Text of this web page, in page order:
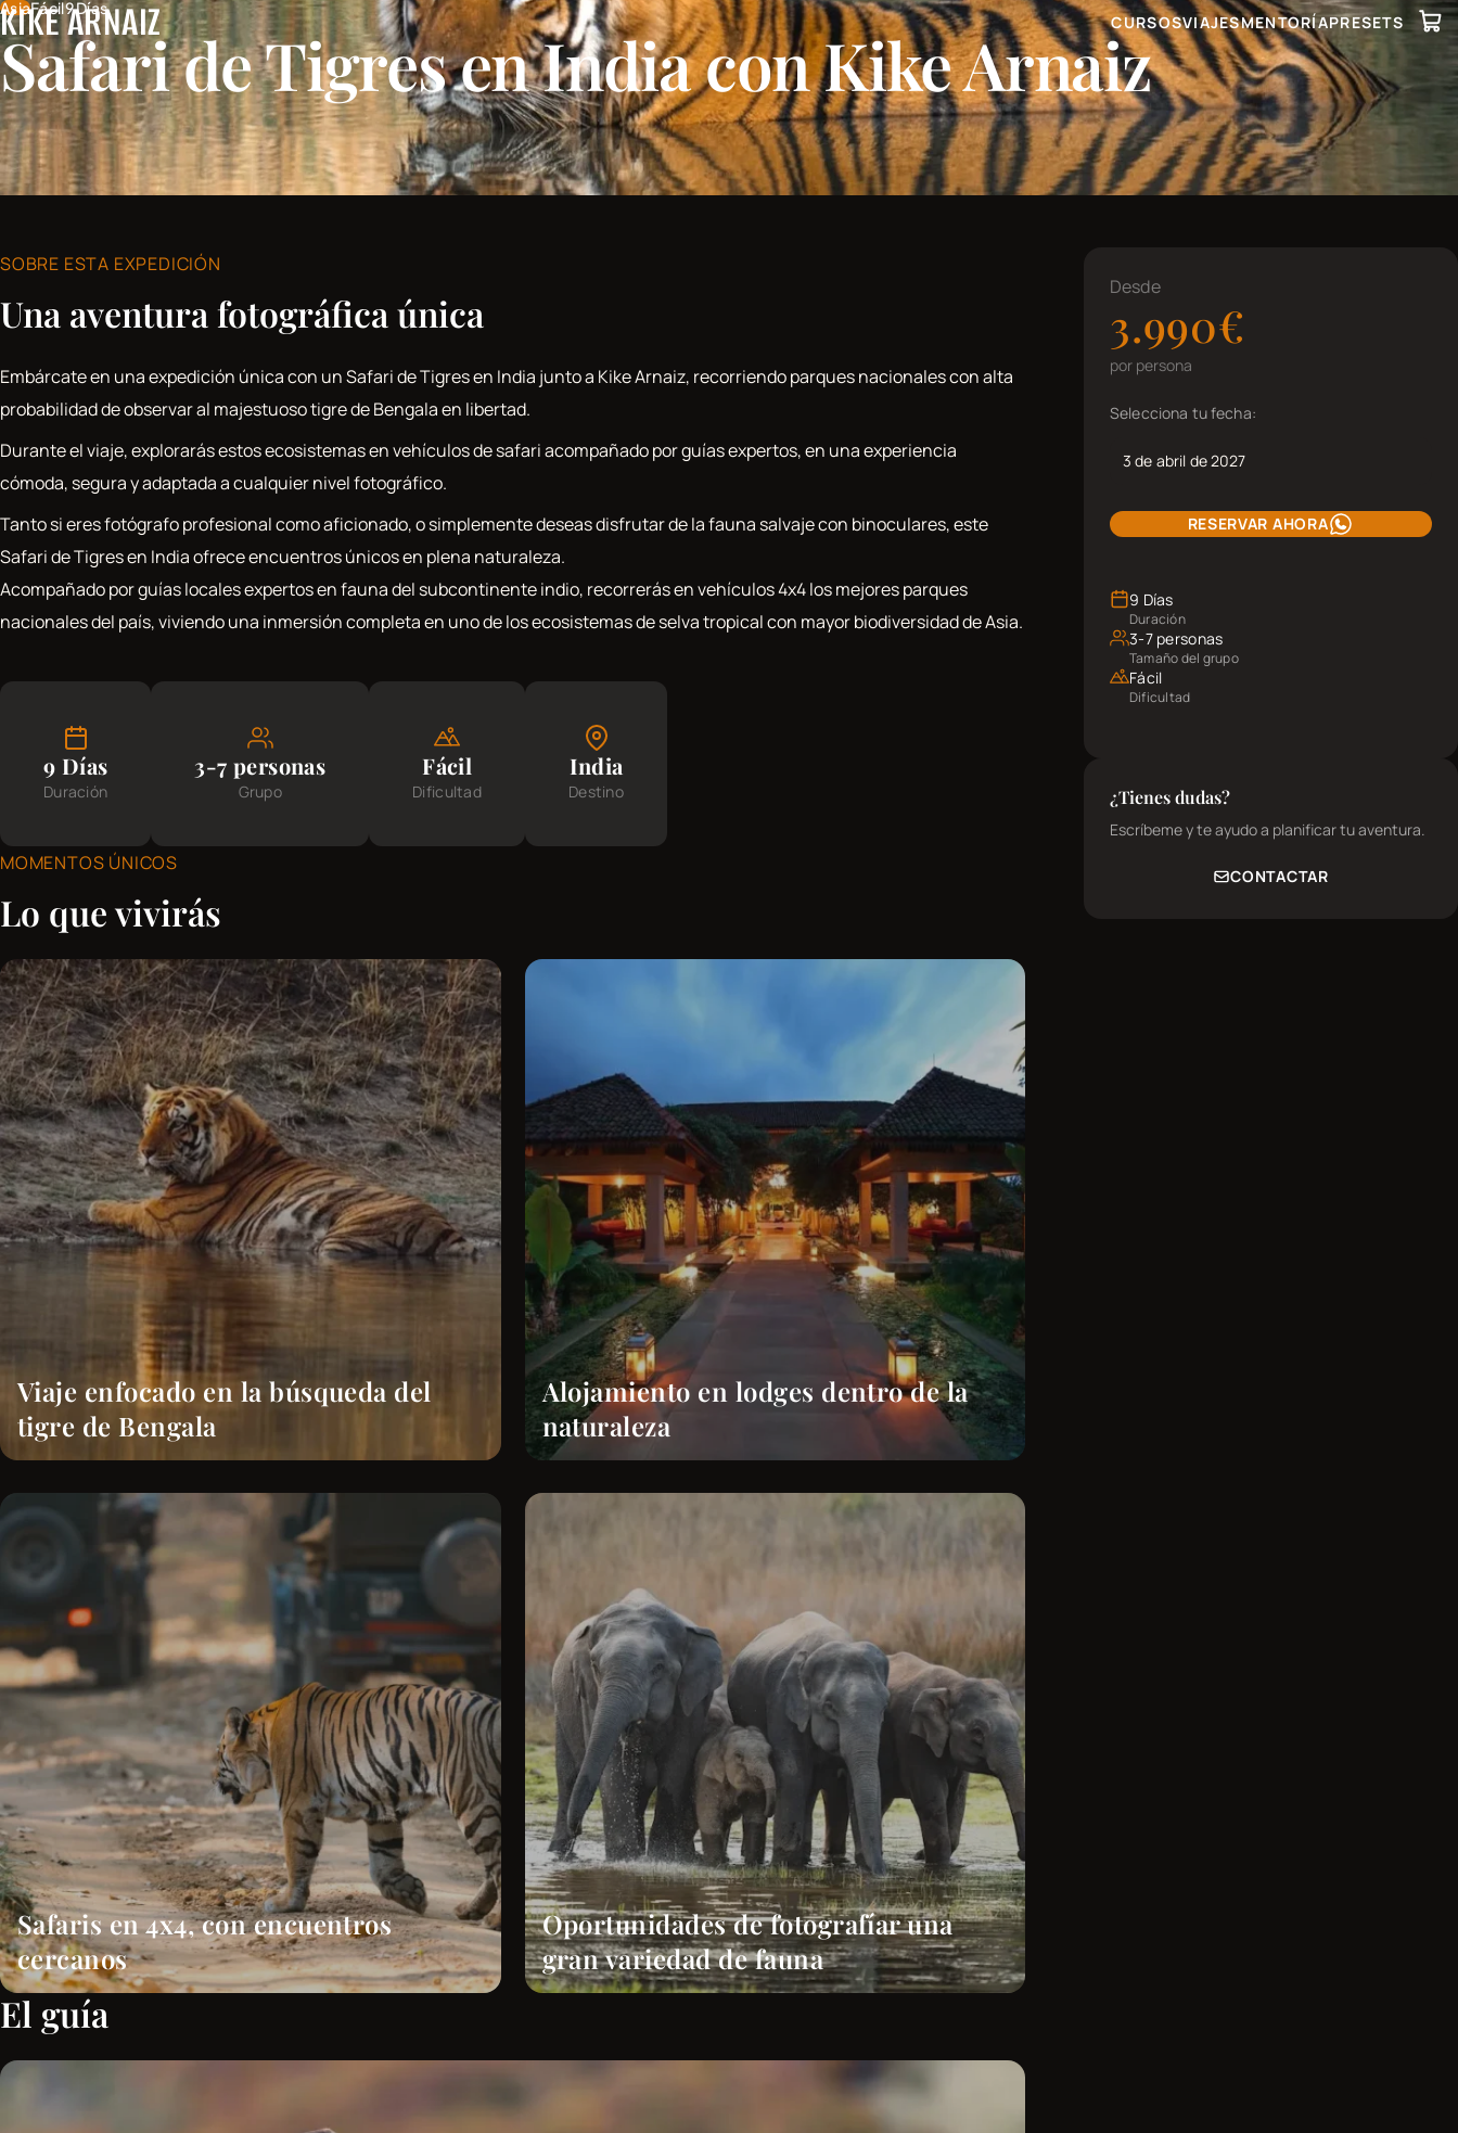
Skip to content
KIKE ARNAIZ CURSOSVIAJESMENTORÍAPRESETS
AsiaFácil9 Días
Safari de Tigres en India con Kike Arnaiz
SOBRE ESTA EXPEDICIÓN
Una aventura fotográfica única
Embárcate en una expedición única con un Safari de Tigres en India junto a Kike Arnaiz, recorriendo parques nacionales con alta
probabilidad de observar al majestuoso tigre de Bengala en libertad.
Durante el viaje, explorarás estos ecosistemas en vehículos de safari acompañado por guías expertos, en una experiencia
cómoda, segura y adaptada a cualquier nivel fotográfico.
Tanto si eres fotógrafo profesional como aficionado, o simplemente deseas disfrutar de la fauna salvaje con binoculares, este
Safari de Tigres en India ofrece encuentros únicos en plena naturaleza.
Acompañado por guías locales expertos en fauna del subcontinente indio, recorrerás en vehículos 4x4 los mejores parques
nacionales del país, viviendo una inmersión completa en uno de los ecosistemas de selva tropical con mayor biodiversidad de Asia.
9 Días
Duración
3-7 personas
Grupo
Fácil
Dificultad
India
Destino
MOMENTOS ÚNICOS
Lo que vivirás
Viaje enfocado en la búsqueda del
tigre de Bengala
Alojamiento en lodges dentro de la
naturaleza
Safaris en 4x4, con encuentros
cercanos
Oportunidades de fotografíar una
gran variedad de fauna
El guía
Desde
3.990€
por persona
Selecciona tu fecha:
3 de abril de 2027
RESERVAR AHORA
9 Días
Duración
3-7 personas
Tamaño del grupo
Fácil
Dificultad
¿Tienes dudas?
Escríbeme y te ayudo a planificar tu aventura.
CONTACTAR